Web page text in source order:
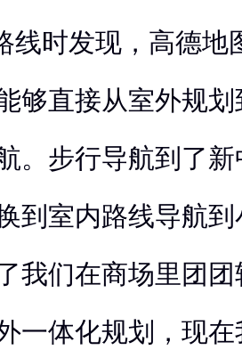
线时发现，高德地
够直接从室外规
。步行导航到了
到室内路线导航
我们在商场里团
一体化规划，现